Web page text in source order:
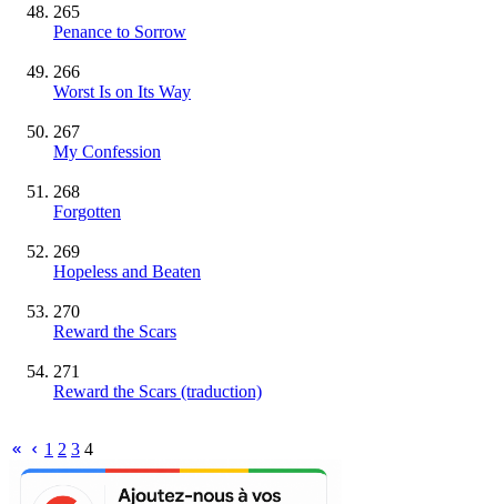
265
Penance to Sorrow
266
Worst Is on Its Way
267
My Confession
268
Forgotten
269
Hopeless and Beaten
270
Reward the Scars
271
Reward the Scars (traduction)
1 2 3 4